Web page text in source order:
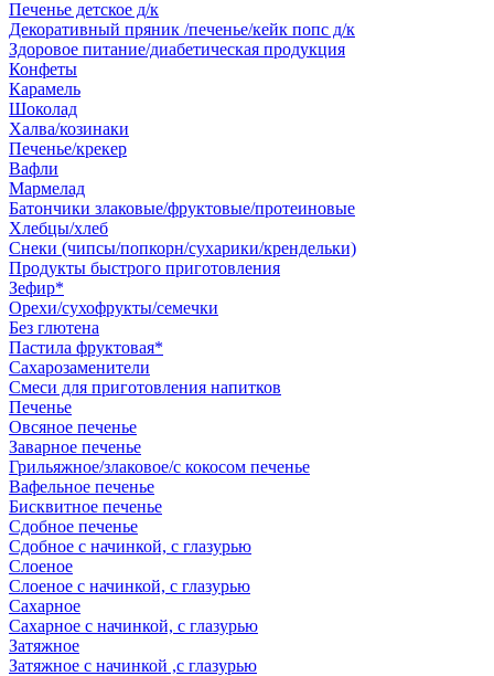
Печенье детское д/к
Декоративный пряник /печенье/кейк попс д/к
Здоровое питание/диабетическая продукция
Конфеты
Карамель
Шоколад
Халва/козинаки
Печенье/крекер
Вафли
Мармелад
Батончики злаковые/фруктовые/протеиновые
Хлебцы/хлеб
Снеки (чипсы/попкорн/сухарики/крендельки)
Продукты быстрого приготовления
Зефир*
Орехи/сухофрукты/семечки
Без глютена
Пастила фруктовая*
Сахарозаменители
Смеси для приготовления напитков
Печенье
Овсяное печенье
Заварное печенье
Грильяжное/злаковое/с кокосом печенье
Вафельное печенье
Бисквитное печенье
Сдобное печенье
Сдобное с начинкой, с глазурью
Слоеное
Слоеное с начинкой, с глазурью
Сахарное
Сахарное с начинкой, с глазурью
Затяжное
Затяжное с начинкой ,с глазурью